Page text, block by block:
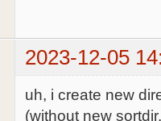
2023-12-05
uh, i create new
(without new